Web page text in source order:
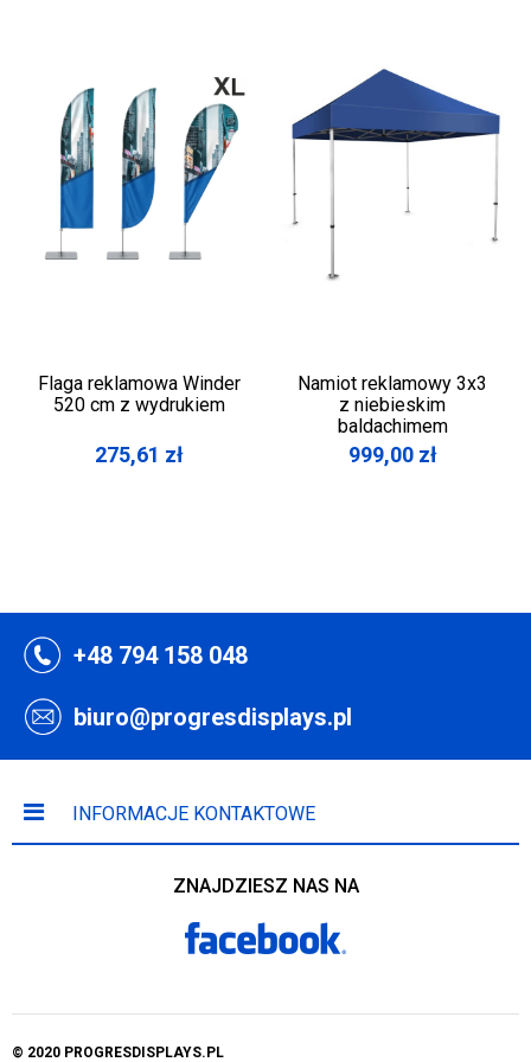
Flaga reklamowa Winder
520 cm z wydrukiem
275,61 zł
Namiot reklamowy 3x3
z niebieskim
baldachimem
999,00 zł
+48 794 158 048
biuro@progresdisplays.pl
INFORMACJE KONTAKTOWE
ZNAJDZIESZ NAS NA
© 2020 PROGRESDISPLAYS.PL